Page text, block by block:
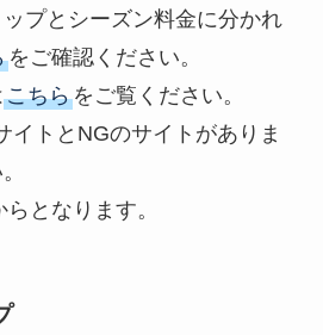
プとシーズン料金に分かれ
をご確認ください。
こちらをご覧ください。
トとNGのサイトがありま
らとなります。